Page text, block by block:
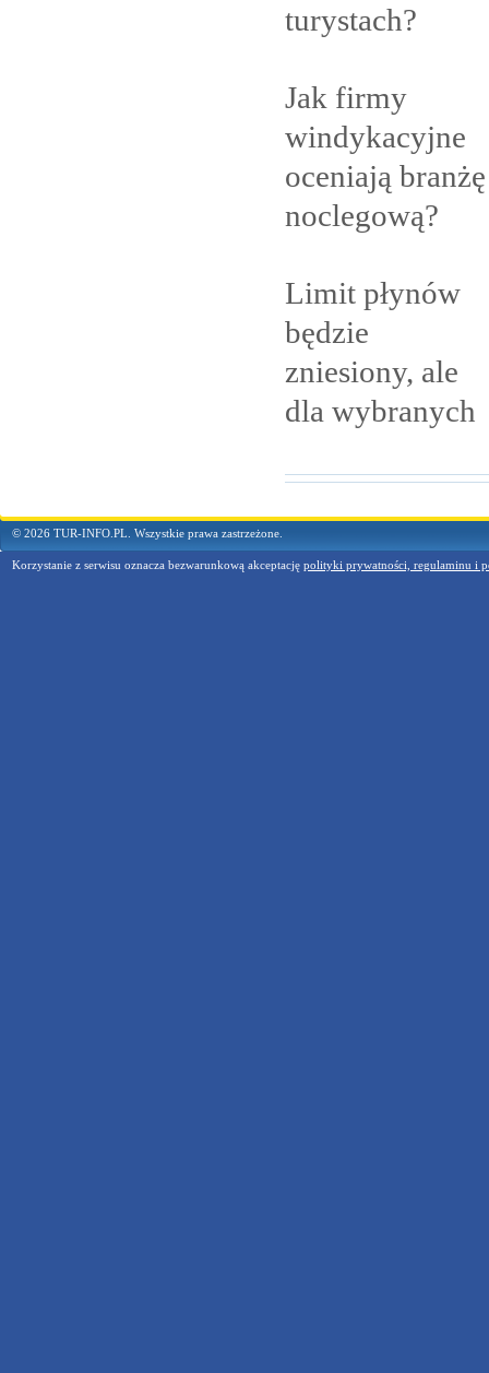
turystach?
Jak firmy
windykacyjne
oceniają branżę
noclegową?
Limit płynów
będzie
zniesiony, ale
dla wybranych
© 2026 TUR-INFO.PL. Wszystkie prawa zastrzeżone.
Korzystanie z serwisu oznacza bezwarunkową akceptację polityki prywatności, regulaminu i